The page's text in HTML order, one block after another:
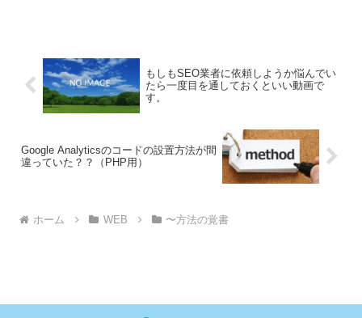
もしもSEO業者に依頼しようか悩んでい
たら一度目を通しておくといい動画で
す。
Google Analyticsのコードの設置方法が間
違っていた？？（PHP用）
ホーム WEB 〜方法の覚書